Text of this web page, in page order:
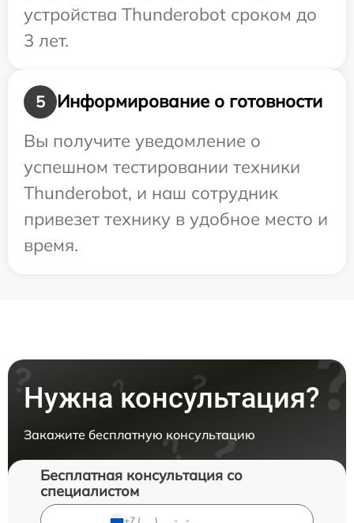
устройства Thunderobot сроком до
3 лет.
5
Информирование о готовности
Вы получите уведомление о
успешном тестировании техники
Thunderobot, и наш сотрудник
привезет технику в удобное место и
время.
Нужна консультация?
Закажите бесплатную консультацию
Бесплатная консультация со
специалистом